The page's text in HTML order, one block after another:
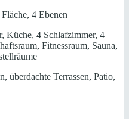
4 Ebenen
Küche, 4 Schlafzimmer, 4
Fitnessraum, Sauna,
Terrassen, Patio,